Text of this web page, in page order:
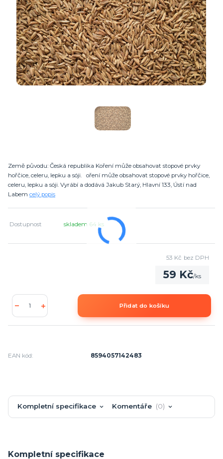
Země původu: Česká republika Koření může obsahovat stopové prvky
hořčice, celeru, lepku a sóji. oření může obsahovat stopové prvky hořčice,
celeru, lepku a sóji. Vyrábí a dodává Jakub Starý, Hlavní 133, Ústí nad
Labem celý popis
Dostupnost skladem 64 ks
59 Kč/ks
53 Kč bez DPH
Přidat do košíku
EAN kód: 8594057142483
Kompletní specifikace Komentáře 0
Kompletní specifikace